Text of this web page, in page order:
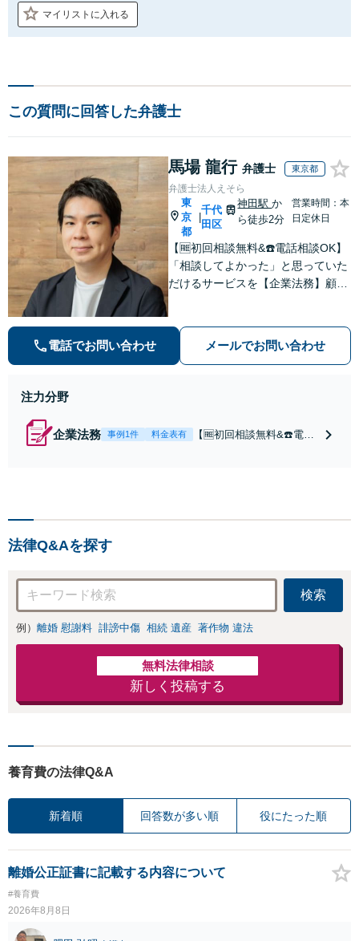
マイリストに入れる
この質問に回答した弁護士
馬場 龍行 弁護士 東京都
弁護士法人えそら
東
京
都
千代
田区
神田駅か
ら徒歩2分
営業時間：本
日定休日
【🆓初回相談無料&☎️電話相談OK】
「相談してよかった」と思っていた
だけるサービスを【企業法務】顧問
業法務プラン
電話でお問い合わせ メールでお問い合わせ
注力分野
企業法務 事例1件 料金表有
【🆓初回相談無料&☎️電話
法律Q&Aを探す
検索
例） 離婚 慰謝料 誹謗中傷 相続 遺産 著作物 違法
無料法律相談
新しく投稿する
養育費の法律Q&A
新着順 回答数が多い順 役にたった順
離婚公正証書に記載する内容について
#養育費
2026年8月8日